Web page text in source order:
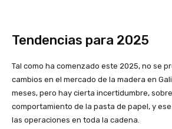
Tendencias para 2025
Tal como ha comenzado este 2025, no se
cambios en el mercado de la madera en
meses, pero hay cierta incertidumbre,
comportamiento de la pasta de papel, y
las operaciones en toda la cadena.